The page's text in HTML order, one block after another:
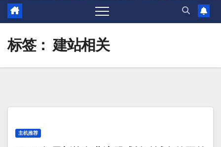
标签： 建站相关
主机推荐